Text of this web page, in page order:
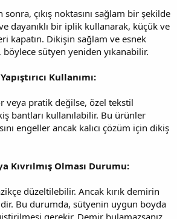
çıkış noktasını sağlam bir şekilde
dayanıklı bir iplik kullanarak, küçük ve
kapatın. Dikişin sağlam ve esnek
sütyen yeniden yıkanabilir.
Kullanımı:
veya pratik değilse, özel tekstil
bantları kullanılabilir. Bu ürünler
engeller ancak kalıcı çözüm için dikiş
Kıvrılmış Olması Durumu:
düzeltilebilir. Ancak kırık demirin
Bu durumda, sütyenin uygun boyda
gerekir. Demir bulamazsanız,